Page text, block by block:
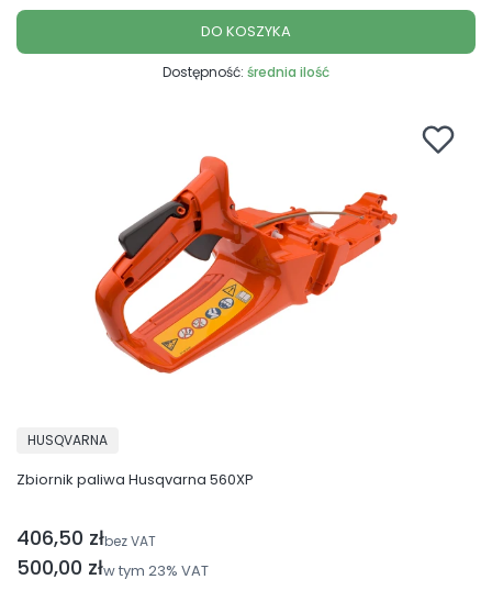
DO KOSZYKA
Dostępność: średnia ilość
Zbiornik paliwa Husqvarna 560XP
PRODUCENT
HUSQVARNA
Cena brutto
500,00 złw tym 23% VAT
Cena netto
406,50 złbez VAT